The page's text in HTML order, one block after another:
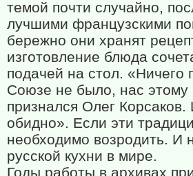
темой почти случайно,
лучшими французскими
бережно они хранят
изготовление блюда
подачей на стол. «Ничего
Союзе не было, нас
признался Олег
обидно». Если эти
необходимо возродить. И
русской кухни в мире.
Годы работы в архивах